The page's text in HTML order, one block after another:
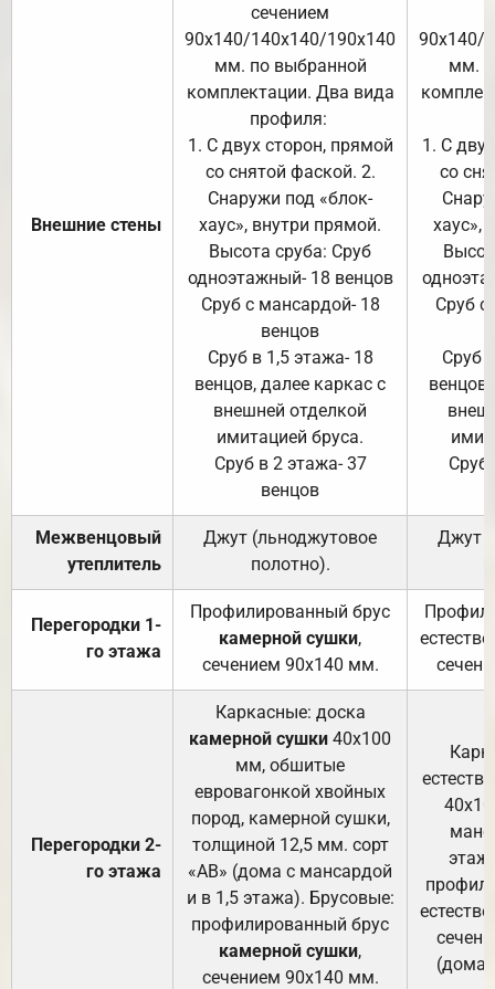
Внешние стены
сечением
90х140/140х140/190х140
мм. по выбранной
комплектации. Два вида
профиля:
1. С двух сторон, прямой
со снятой фаской. 2.
Снаружи под «блок-
хаус», внутри прямой.
Высота сруба: Сруб
одноэтажный- 18 венцов
Сруб с мансардой- 18
венцов
Сруб в 1,5 этажа- 18
венцов, далее каркас с
внешней отделкой
имитацией бруса.
Сруб в 2 этажа- 37
венцов
90х140/
мм.
1. С
со
хаус»,
Сруб с
Сруб
Сруб
Межвенцовый
утеплитель
Джут (льноджутовое
полотно).
Джут
Перегородки 1-
го этажа
Профилированный брус
камерной сушки,
сечением 90х140 мм.
Перегородки 2-
го этажа
Каркасные: доска
камерной сушки 40х100
мм, обшитые
евровагонкой хвойных
пород, камерной сушки,
толщиной 12,5 мм. сорт
«АВ» (дома с мансардой
и в 1,5 этажа). Брусовые:
профилированный брус
камерной сушки,
сечением 90х140 мм.
(дома